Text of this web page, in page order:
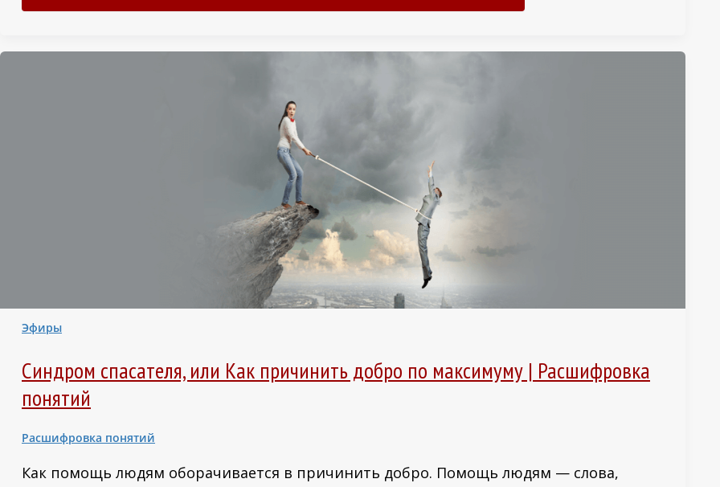
Эфиры
Синдром спасателя, или Как причинить добро по максимуму | Расшифровка
понятий
Расшифровка понятий
Как помощь людям оборачивается в причинить добро. Помощь людям — слова,